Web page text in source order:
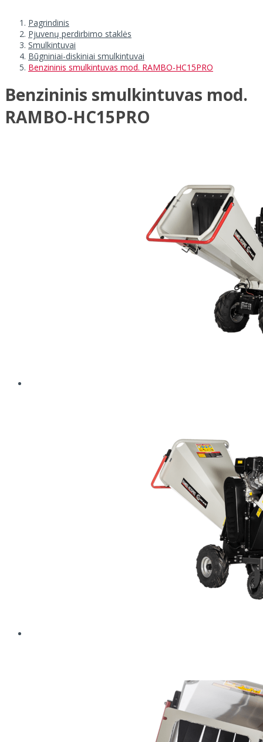
Pagrindinis
Pjuvenų perdirbimo staklės
Smulkintuvai
Būgniniai-diskiniai smulkintuvai
Benzininis smulkintuvas mod. RAMBO-HC15PRO
Benzininis smulkintuvas mod.
RAMBO-HC15PRO